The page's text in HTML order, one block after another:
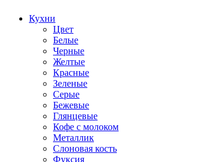
Кухни
Цвет
Белые
Черные
Желтые
Красные
Зеленые
Серые
Бежевые
Глянцевые
Кофе с молоком
Металлик
Слоновая кость
Фуксия